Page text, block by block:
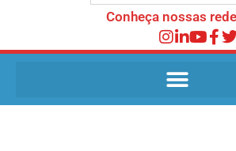
Conheça nossas